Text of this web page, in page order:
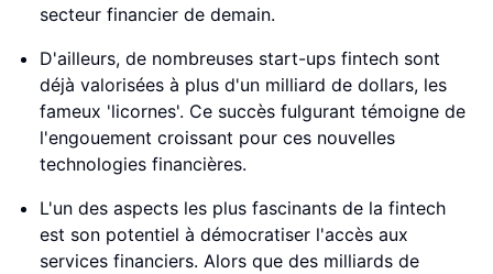
secteur financier de demain.
D'ailleurs, de nombreuses start-ups fintech sont
déjà valorisées à plus d'un milliard de dollars, les
fameux 'licornes'. Ce succès fulgurant témoigne de
l'engouement croissant pour ces nouvelles
technologies financières.
L'un des aspects les plus fascinants de la fintech
est son potentiel à démocratiser l'accès aux
services financiers. Alors que des milliards de